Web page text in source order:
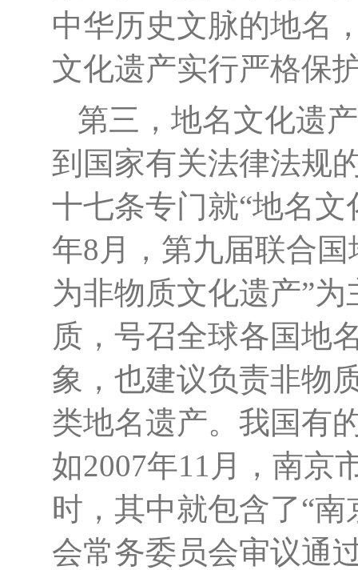
中华历史文脉的地名
文化遗产实行严格保
第三，地名文化遗
到国家有关法律法规
十七条专门就“地名文
年8月，第九届联合
为非物质文化遗产”
质，号召全球各国地
象，也建议负责非物
类地名遗产。我国有
如2007年11月，南京
时，其中就包含了“
会常务委员会审议通